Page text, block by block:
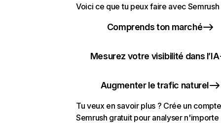
Voici ce que tu peux faire avec Semrush
Comprends ton marché
Mesurez votre visibilité dans l’IA
Augmenter le trafic naturel
Tu veux en savoir plus ? Crée un compte
Semrush gratuit pour analyser n'importe